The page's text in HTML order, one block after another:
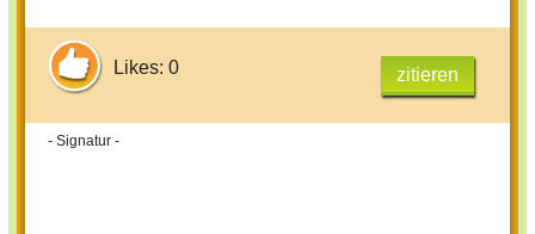
Likes: 0 zitieren
- Signatur -